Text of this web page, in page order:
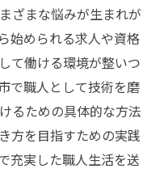
ざまな悩みが生まれが
始められる求人や資格
て働ける環境が整いつ
で職人として技術を磨
るための具体的な方法
方を目指すための実践
充実した職人生活を送